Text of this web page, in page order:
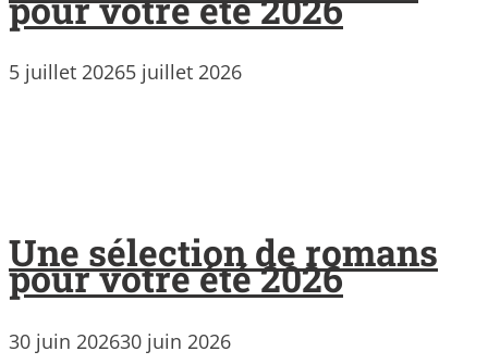
pour votre été 2026
5 juillet 20265 juillet 2026
Une sélection de romans
pour votre été 2026
30 juin 202630 juin 2026